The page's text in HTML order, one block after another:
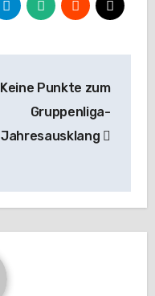
Keine Punkte zum
Gruppenliga-
Jahresausklang